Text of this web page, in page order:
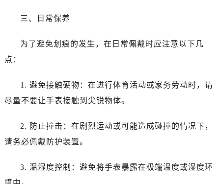
三、日常保养
为了避免划痕的发生，在日常佩戴时应注意以下几
点：
1. 避免接触硬物：在进行体育活动或家务劳动时，请
尽量不要让手表接触到尖锐物体。
2. 防止撞击：在剧烈运动或可能造成碰撞的情况下，
请务必佩戴防护装置。
3. 温湿度控制：避免将手表暴露在极端温度或湿度环